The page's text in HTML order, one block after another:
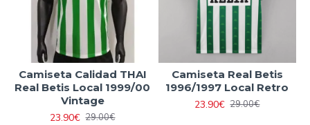
Camiseta Calidad THAI
Real Betis Local 1999/00
Vintage
23.90€ 29.00€
Camiseta Real Betis
1996/1997 Local Retro
23.90€ 29.00€